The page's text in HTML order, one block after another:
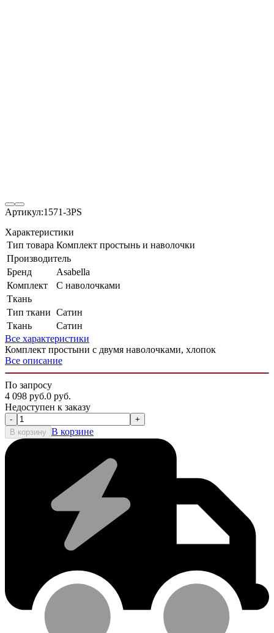
Артикул:1571-3PS
Характеристики
Тип товара Комплект простынь и наволочки
Производитель
Бренд
Asabella
Комплект
С наволочками
Ткань
Тип ткани Сатин
Ткань
Сатин
Все характеристики
Комплект простыни с двумя наволочками, хлопок
Все описание
По запросу
4 098 руб.0 руб.
Недоступен к заказу
-
+
В корзину В корзине